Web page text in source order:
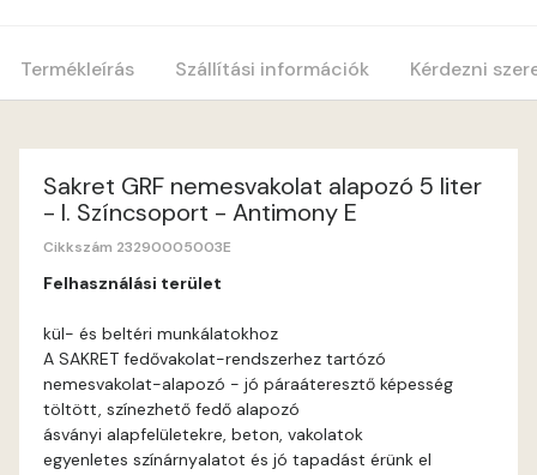
Antimony E
Arsenic D
Arsenic E
Termékleírás Szállítási információk Kérdezni
Sakret GRF nemesvakolat alapozó 5 liter
- I. Színcsoport - Antimony E
Cikkszám 23290005003E
Felhasználási terület
kül- és beltéri munkálatokhoz
A SAKRET fedővakolat-rendszerhez tartózó
nemesvakolat-alapozó - jó páraáteresztő képesség
töltött, színezhető fedő alapozó
ásványi alapfelületekre, beton, vakolatok
egyenletes színárnyalatot és jó tapadást érünk el